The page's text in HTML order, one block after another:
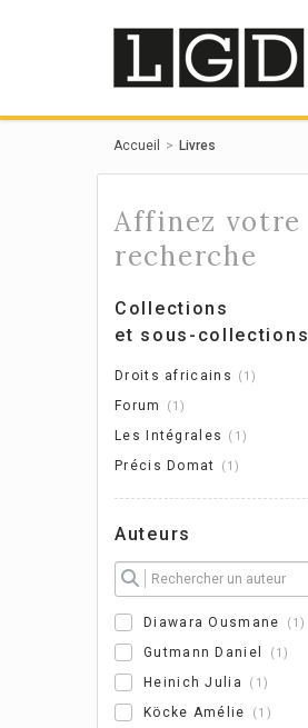
Accueil Livres
Affinez votre
recherche
Collections
et sous-collections
Droits africains 1
Forum 1
Les Intégrales 1
Précis Domat 1
Auteurs
Diawara Ousmane 1
Gutmann Daniel 1
Heinich Julia 1
Köcke Amélie 1